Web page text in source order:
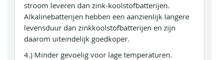
stroom leveren dan zink-koolstofbatterijen.
Alkalinebatterijen hebben een aanzienlijk langere
levensduur dan zinkkoolstofbatterijen en zijn
daarom uiteindelijk goedkoper.
4.) Minder gevoelig voor lage temperaturen.